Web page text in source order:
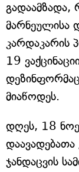
მარნეულისა
კარდაკარის
19
მიაწოდეს.
დღეს, 18
ჯანდაცვის